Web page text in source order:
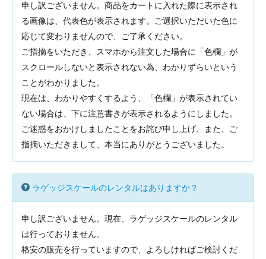
申し訳ございません。商品をカートに入れた際に表示され
る画像は、代表色が表示されます。ご選択いただいた色に
応じて変わりませんので、ご了承ください。
ご指摘をいただき、スマホから注文した場合に「色欄」が
スクロールしないと表示されない為、わかりずらいという
ことがわかりました。
現在は、わかりやすくするよう、「色欄」が表示されてい
ない場合は、下に注意書きが表示されるようにしました。
ご迷惑をおかけしましたことをお詫び申し上げ、また、ご
指摘いただきまして、本当にありがとうございました。
ラゲッジスケールのレンタルはありますか？
申し訳ございません。現在、ラゲッジスケールのレンタル
は行っておりません。
格安の販売を行っていますので、よろしければご検討くだ